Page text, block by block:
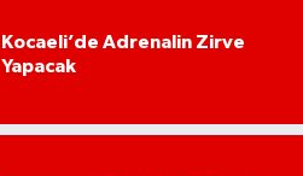
Kocaeli’de Adrenalin Zirve
Yapacak